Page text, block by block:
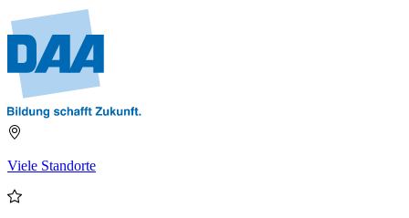
Viele Standorte